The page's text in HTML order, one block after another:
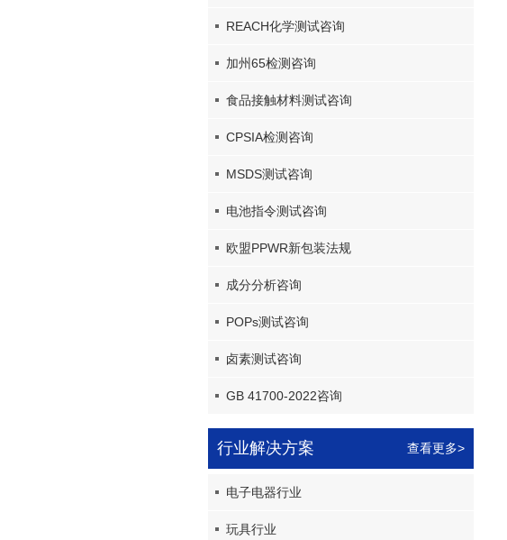
REACH化学测试咨询
加州65检测咨询
食品接触材料测试咨询
CPSIA检测咨询
MSDS测试咨询
电池指令测试咨询
欧盟PPWR新包装法规
成分分析咨询
POPs测试咨询
卤素测试咨询
GB 41700-2022咨询
行业解决方案 查看更多>
电子电器行业
玩具行业